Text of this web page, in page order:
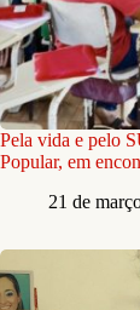
Pela vida e pelo
Popular, em
21 de